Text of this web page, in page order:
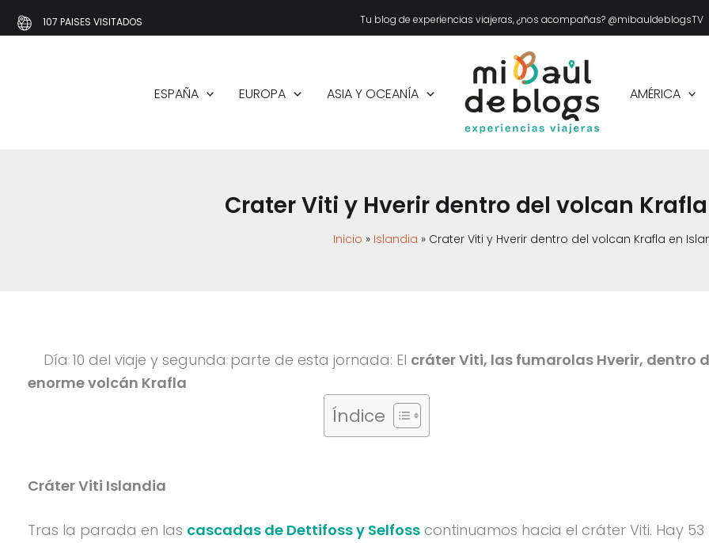
al
107 PAISES VISITADOS Tu blog de experiencias viajeras, ¿nos acompañas? @mibauldeblogsTV
ESPAÑA EUROPA ASIA Y OCEANÍA AMÉRICA
Crater Viti y Hverir dentro del volcan
Inicio Islandia Crater Viti y Hverir dentro del volcan Krafla en
Día 10 del viaje y segunda parte de esta jornada: El cráter Viti, las fumarolas Hverir, dentro
enorme volcán Krafla
Índice
Cráter Viti Islandia
Tras la parada en las cascadas de Dettifoss y Selfoss continuamos hacia el cráter Viti. Hay 53